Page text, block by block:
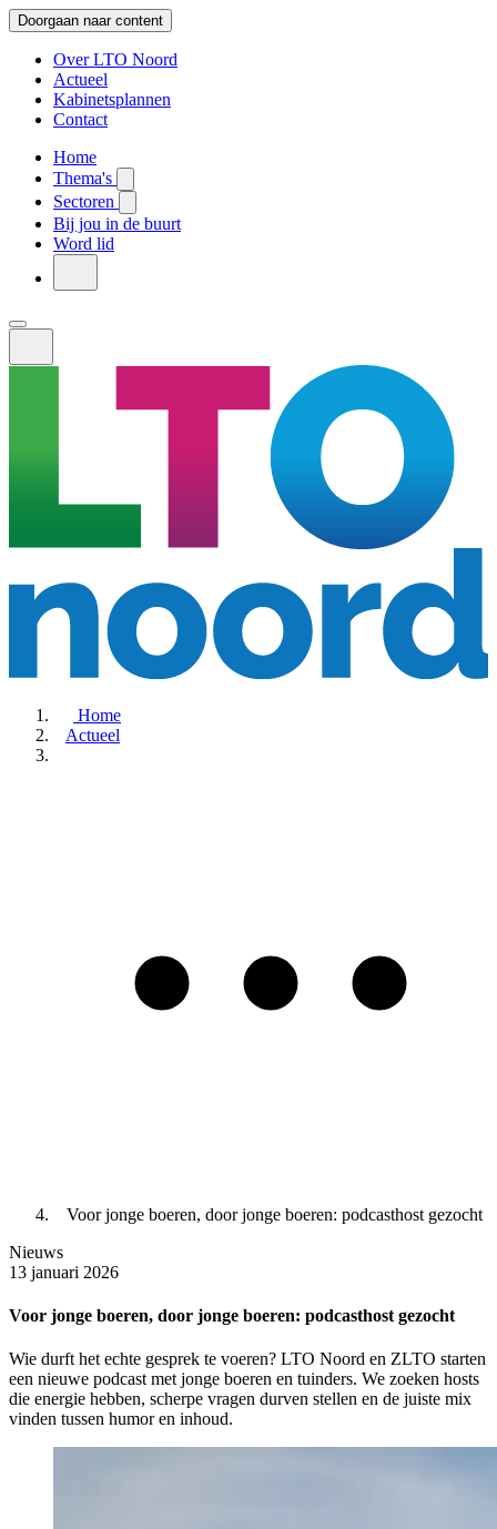
Doorgaan naar content
Over LTO Noord
Actueel
Kabinetsplannen
Contact
Home
Thema's
Sectoren
Bij jou in de buurt
Word lid
Home
Actueel
Voor jonge boeren, door jonge boeren: podcasthost gezocht
Nieuws
13 januari 2026
Voor jonge boeren, door jonge boeren: podcasthost gezocht
Wie durft het echte gesprek te voeren? LTO Noord en ZLTO starten
een nieuwe podcast met jonge boeren en tuinders. We zoeken hosts
die energie hebben, scherpe vragen durven stellen en de juiste mix
vinden tussen humor en inhoud.